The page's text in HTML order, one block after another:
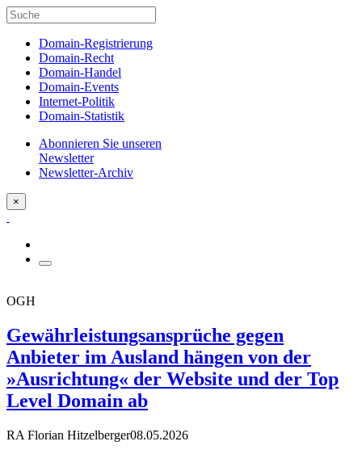
Domain-Registrierung
Domain-Recht
Domain-Handel
Domain-Events
Internet-Politik
Domain-Statistik
Abonnieren Sie unseren
Newsletter
Newsletter-Archiv
×
OGH
Gewährleistungsansprüche gegen
Anbieter im Ausland hängen von der
»Ausrichtung« der Website und der Top
Level Domain ab
RA Florian Hitzelberger08.05.2026